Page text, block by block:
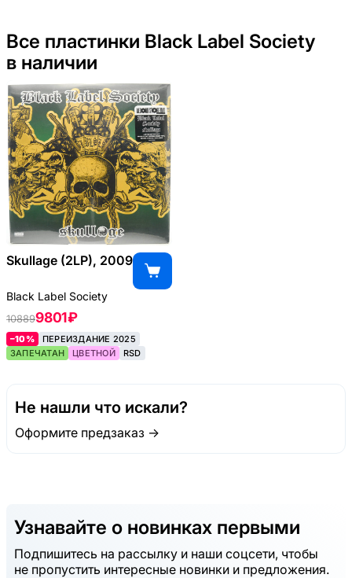
Все пластинки Black Label Society
в наличии
Skullage (2LP), 2009
Black Label Society
108899801 ₽
–10%
ПЕРЕИЗДАНИЕ 2025
ЗАПЕЧАТАН
ЦВЕТНОЙ RSD
Не нашли что искали?
Оформите предзаказ →
Узнавайте о новинках первыми
Подпишитесь на рассылку и наши соцсети, чтобы
не пропустить интересные новинки и предложения.